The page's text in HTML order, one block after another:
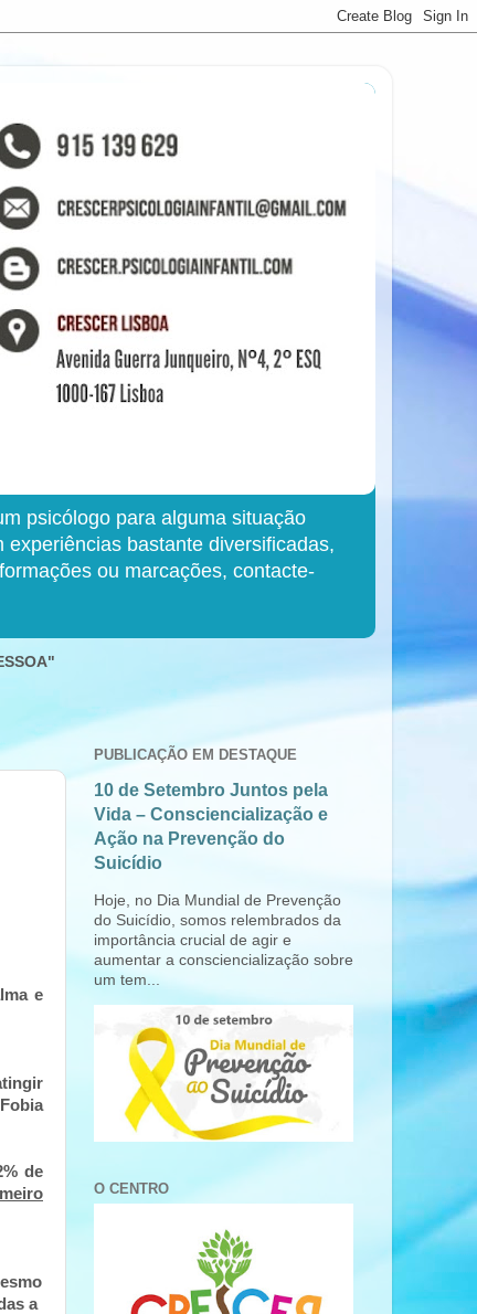
psicólogo para alguma situação
bastante diversificadas,
ou marcações, contacte-
e
de
a
PUBLICAÇÃO EM DESTAQUE
10 de Setembro Juntos pela
Vida – Consciencialização e
Ação na Prevenção do
Suicídio
Hoje, no Dia Mundial de Prevenção
do Suicídio, somos relembrados da
importância crucial de agir e
aumentar a consciencialização sobre
um tem...
O CENTRO